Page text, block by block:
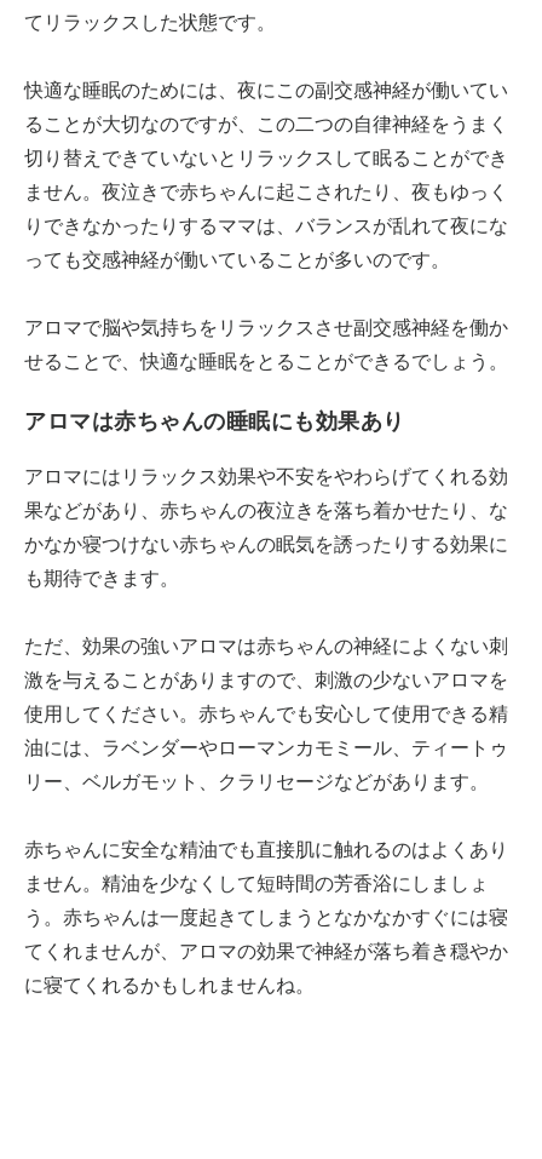
てリラックスした状態です。
快適な睡眠のためには、夜にこの副交感神経が働いてい
ることが大切なのですが、この二つの自律神経をうまく
切り替えできていないとリラックスして眠ることができ
ません。夜泣きで赤ちゃんに起こされたり、夜もゆっく
りできなかったりするママは、バランスが乱れて夜にな
っても交感神経が働いていることが多いのです。
アロマで脳や気持ちをリラックスさせ副交感神経を働か
せることで、快適な睡眠をとることができるでしょう。
アロマは赤ちゃんの睡眠にも効果あり
アロマにはリラックス効果や不安をやわらげてくれる効
果などがあり、赤ちゃんの夜泣きを落ち着かせたり、な
かなか寝つけない赤ちゃんの眠気を誘ったりする効果に
も期待できます。
ただ、効果の強いアロマは赤ちゃんの神経によくない刺
激を与えることがありますので、刺激の少ないアロマを
使用してください。赤ちゃんでも安心して使用できる精
油には、ラベンダーやローマンカモミール、ティートゥ
リー、ベルガモット、クラリセージなどがあります。
赤ちゃんに安全な精油でも直接肌に触れるのはよくあり
ません。精油を少なくして短時間の芳香浴にしましょ
う。赤ちゃんは一度起きてしまうとなかなかすぐには寝
てくれませんが、アロマの効果で神経が落ち着き穏やか
に寝てくれるかもしれませんね。